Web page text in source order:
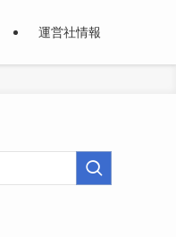
運営社情報